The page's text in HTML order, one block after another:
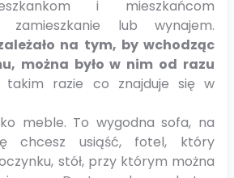
i mieszkańcom
zamieszkanie lub wynajem.
na tym, by wchodząc
można było w nim od razu
takim razie co znajduje się w
meble. To wygodna sofa, na
chcesz usiąść, fotel, który
stół, przy którym można